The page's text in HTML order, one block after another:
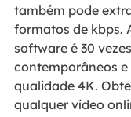
também pode
formatos de kbps.
software é 30
contemporâneos
qualidade 4K.
qualquer vídeo